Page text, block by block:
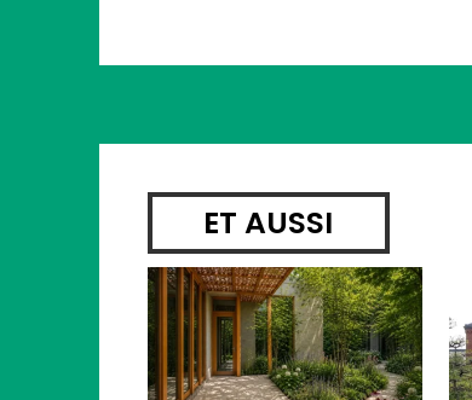
ET AUSSI